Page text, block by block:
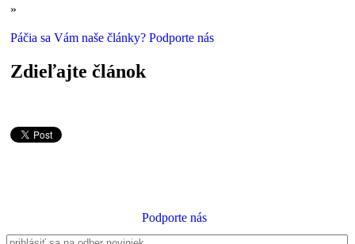
»
Páčia sa Vám naše články? Podporte nás
Zdieľajte článok
Podporte nás